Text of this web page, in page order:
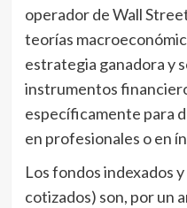
operador de Wall
teorías
estrategia ganadora y
instrumentos
específicamente para
en profesionales o en
Los fondos indexados
cotizados) son, por un